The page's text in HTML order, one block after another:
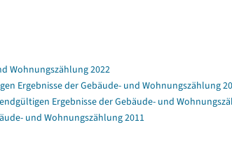
Wohnungszählung 2022
Ergebnisse der Gebäude- und Wohnungszählung
Ergebnisse der Gebäude- und
und Wohnungszählung 2011